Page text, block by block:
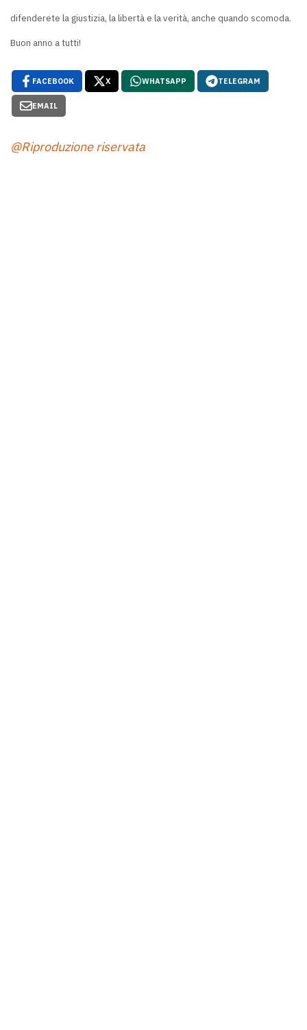
difenderete la giustizia, la libertà e la verità, anche quando scomoda.
Buon anno a tutti!
FACEBOOK X WHATSAPP TELEGRAM
EMAIL
@Riproduzione riservata